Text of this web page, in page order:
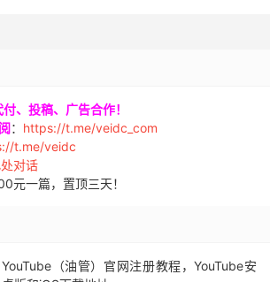
、投稿、广告合作！
： https://t.me/veidc_com
t.me/veidc
对话
元一篇，置顶三天！
YouTube（油管）官网注册教程，YouTube安